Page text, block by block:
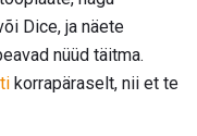
Dice, ja näete
nüüd täitma.
korrapäraselt, nii et te